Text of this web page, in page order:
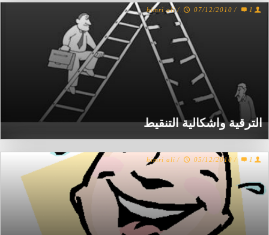
الترقية واشكالية التنقيط
himri ali / 07/12/2010 / 1
himri ali / 05/12/2010 / 1